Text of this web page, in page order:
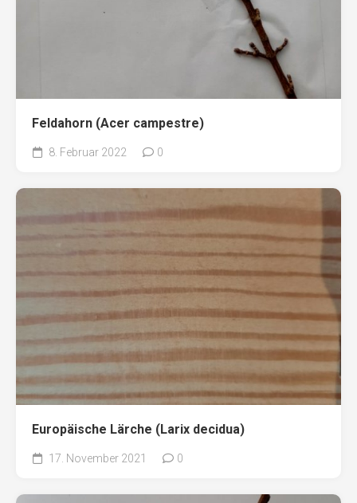
Feldahorn (Acer campestre)
8. Februar 2022 0
Europäische Lärche (Larix decidua)
17. November 2021 0